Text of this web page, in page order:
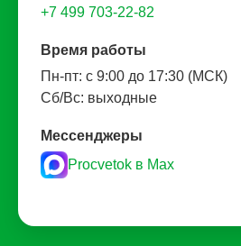
+7 499 703-22-82
Время работы
Пн-пт: с 9:00 до 17:30 (МСК)
Сб/Вс: выходные
Мессенджеры
Procvetok в Max